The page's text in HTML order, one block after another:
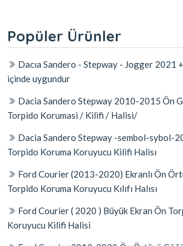
Popüler Ürünler
Dacıa Sandero - Stepway - Jogger 2021
içinde uygundur
Dacia Sandero Stepway 2010-2015 Ön
Torpido Korumasi / Kilifi / Halisi/
Dacia Sandero Stepway -sembol-sybol-
Torpido Koruma Koruyucu Kilifi Halisı
Ford Courier (2013-2020) Ekranlı Ön
Torpido Koruma Koruyucu Kılıfı Halısı
Ford Courier ( 2020 ) Büyük Ekran Ön
Koruyucu Kilifi Halisi